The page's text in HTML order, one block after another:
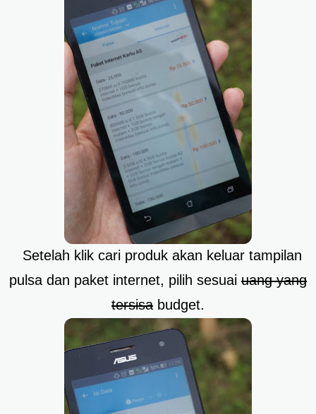
Setelah klik cari produk akan keluar tampilan
pulsa dan paket internet, pilih sesuai uang yang
tersisa budget.